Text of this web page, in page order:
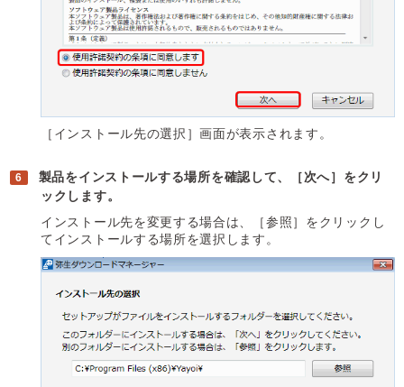
［インストール先の選択］画面が表示されます。
製品をインストールする場所を確認して、［次へ］をクリ
ックします。
インストール先を変更する場合は、［参照］をクリックし
てインストールする場所を選択します。